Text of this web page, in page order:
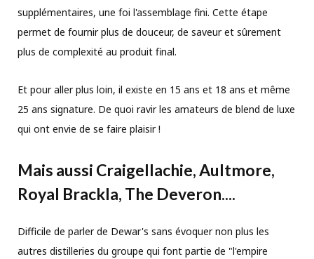
supplémentaires, une foi l'assemblage fini. Cette étape
permet de fournir plus de douceur, de saveur et sûrement
plus de complexité au produit final.
Et pour aller plus loin, il existe en 15 ans et 18 ans et même
25 ans signature. De quoi ravir les amateurs de blend de luxe
qui ont envie de se faire plaisir !
Mais aussi Craigellachie, Aultmore,
Royal Brackla, The Deveron....
Difficile de parler de Dewar's sans évoquer non plus les
autres distilleries du groupe qui font partie de "l'empire